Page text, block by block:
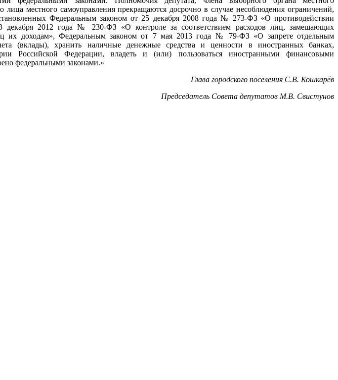
лица местного самоуправления прекращаются досрочно в случае несоблюдения ограничений,
Федеральным законом от 25 декабря 2008 года № 273-ФЗ «О противодействии
декабря 2012 года № 230-ФЗ «О контроле за соответствием расходов лиц, замещающих
их доходам», Федеральным законом от 7 мая 2013 года № 79-ФЗ «О запрете отдельным
(вклады), хранить наличные денежные средства и ценности в иностранных банках,
Российской Федерации, владеть и (или) пользоваться иностранными финансовыми
федеральными законами.»
Глава городского поселения С.В. Кошкарёв
Председатель Совета депутатов М.В. Свистунов